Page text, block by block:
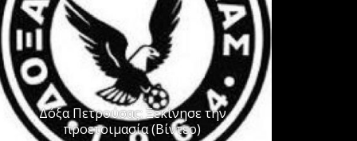
Δόξα Πετρούσας: Ξεκίνησε την
προετοιμασία (Βίντεο)